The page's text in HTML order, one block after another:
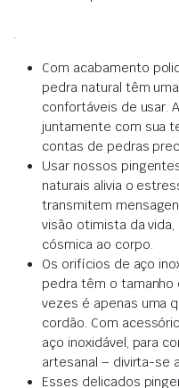
.
Com acabamento
pedra natural têm
confortáveis ​​de usar.
juntamente com sua
contas de pedras
Usar nossos
naturais alivia o
transmitem
visão otimista da
cósmica ao corpo.
Os orifícios de aço
pedra têm o
vezes é apenas uma
cordão. Com
aço inoxidável, para
artesanal – divirta-se
Esses delicados